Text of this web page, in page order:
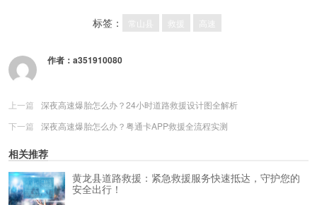
标签： 救援
作者： a351910080
上一篇
深夜高速爆胎怎么办？24小时道路救援设计图全解析
下一篇
深夜高速爆胎怎么办？粤通卡APP救援全流程实测
相关推荐
黄龙县道路救援：紧急救援服务快速抵达，守护您的
安全出行！